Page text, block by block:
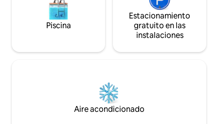
Piscina
Estacionamiento
gratuito en las
instalaciones
Aire acondicionado